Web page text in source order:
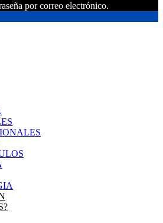
por correo electrónico.